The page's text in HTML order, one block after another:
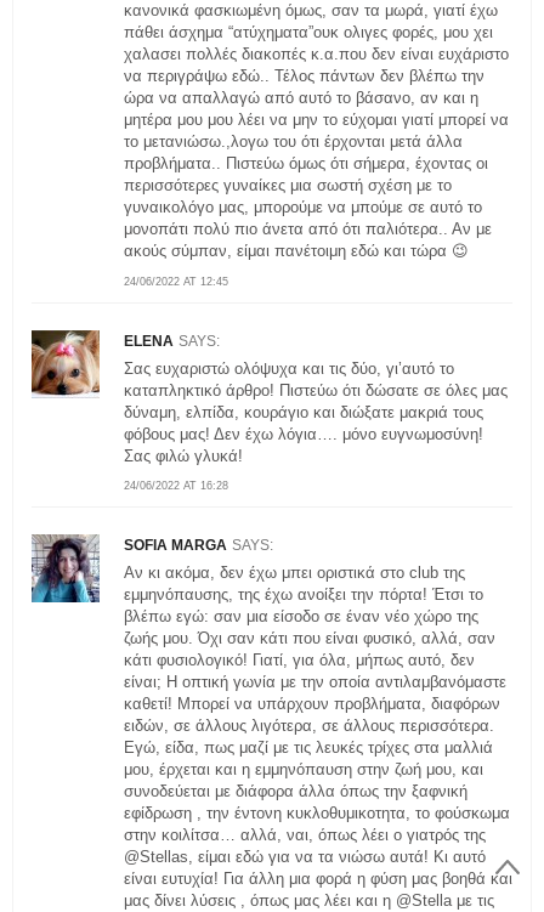
24/06/2022 AT 12:45
κανονικά φασκιωμένη όμως, σαν τα μωρά, γιατί έχω
πάθει άσχημα “ατύχηματα”ουκ ολιγες φορές, μου χει
χαλασει πολλές διακοπές κ.α.που δεν είναι ευχάριστο
να περιγράψω εδώ.. Τέλος πάντων δεν βλέπω την
ώρα να απαλλαγώ από αυτό το βάσανο, αν και η
μητέρα μου μου λέει να μην το εύχομαι γιατί μπορεί να
το μετανιώσω.,λογω του ότι έρχονται μετά άλλα
προβλήματα.. Πιστεύω όμως ότι σήμερα, έχοντας οι
περισσότερες γυναίκες μια σωστή σχέση με το
γυναικολόγο μας, μπορούμε να μπούμε σε αυτό το
μονοπάτι πολύ πιο άνετα από ότι παλιότερα.. Αν με
ακούς σύμπαν, είμαι πανέτοιμη εδώ και τώρα 😉
ELENA SAYS:
24/06/2022 AT 16:28
Σας ευχαριστώ ολόψυχα και τις δύο, γι’αυτό το
καταπληκτικό άρθρο! Πιστεύω ότι δώσατε σε όλες μας
δύναμη, ελπίδα, κουράγιο και διώξατε μακριά τους
φόβους μας! Δεν έχω λόγια…. μόνο ευγνωμοσύνη!
Σας φιλώ γλυκά!
SOFIA MARGA SAYS:
Αν κι ακόμα, δεν έχω μπει οριστικά στο club της
εμμηνόπαυσης, της έχω ανοίξει την πόρτα! Έτσι το
βλέπω εγώ: σαν μια είσοδο σε έναν νέο χώρο της
ζωής μου. Όχι σαν κάτι που είναι φυσικό, αλλά, σαν
κάτι φυσιολογικό! Γιατί, για όλα, μήπως αυτό, δεν
είναι; Η οπτική γωνία με την οποία αντιλαμβανόμαστε
καθετί! Μπορεί να υπάρχουν προβλήματα, διαφόρων
ειδών, σε άλλους λιγότερα, σε άλλους περισσότερα.
Εγώ, είδα, πως μαζί με τις λευκές τρίχες στα μαλλιά
μου, έρχεται και η εμμηνόπαυση στην ζωή μου, και
συνοδεύεται με διάφορα άλλα όπως την ξαφνική
εφίδρωση , την έντονη κυκλοθυμικοτητα, το φούσκωμα
στην κοιλίτσα… αλλά, ναι, όπως λέει ο γιατρός της
@Stellas, είμαι εδώ για να τα νιώσω αυτά! Κι αυτό
είναι ευτυχία! Για άλλη μια φορά η φύση μας βοηθά και
μας δίνει λύσεις , όπως μας λέει και η @Stella με τις